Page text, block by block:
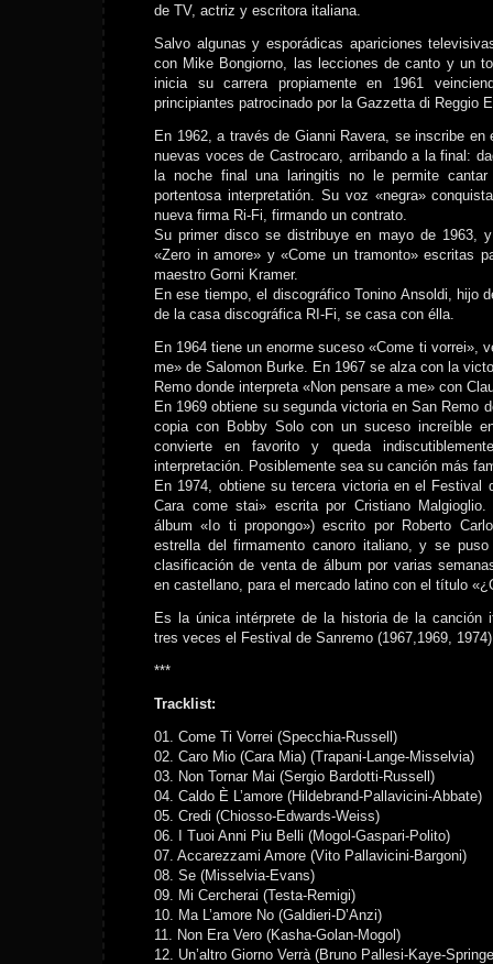
de TV, actriz y escritora italiana.
Salvo algunas y esporádicas apariciones
con Mike Bongiorno, las lecciones de canto y un
inicia su carrera propiamente en 1961
principiantes patrocinado por la Gazzetta di Reggio
En 1962, a través de Gianni Ravera, se inscribe en
nuevas voces de Castrocaro, arribando a la final:
la noche final una laringitis no le permite
portentosa interpretatión. Su voz «negra»
nueva firma Ri-Fi, firmando un contrato.
Su primer disco se distribuye en mayo de 1963,
«Zero in amore» y «Come un tramonto» escritas
maestro Gorni Kramer.
En ese tiempo, el discográfico Tonino Ansoldi, hijo
de la casa discográfica RI-Fi, se casa con élla.
En 1964 tiene un enorme suceso «Come ti vorrei»,
me» de Salomon Burke. En 1967 se alza con la
Remo donde interpreta «Non pensare a me» con
En 1969 obtiene su segunda victoria en San Remo
copia con Bobby Solo con un suceso increíble
convierte en favorito y queda
interpretación. Posiblemente sea su canción más
En 1974, obtiene su tercera victoria en el Festival
Cara come stai» escrita por Cristiano
álbum «Io ti propongo») escrito por Roberto
estrella del firmamento canoro italiano, y se
clasificación de venta de álbum por varias
en castellano, para el mercado latino con el título
Es la única intérprete de la historia de la canción
tres veces el Festival de Sanremo (1967,1969,
***
Tracklist:
01. Come Ti Vorrei (Specchia-Russell)
02. Caro Mio (Cara Mia) (Trapani-Lange-Misselvia)
03. Non Tornar Mai (Sergio Bardotti-Russell)
04. Caldo È L’amore (Hildebrand-Pallavicini-Abbate)
05. Credi (Chiosso-Edwards-Weiss)
06. I Tuoi Anni Piu Belli (Mogol-Gaspari-Polito)
07. Accarezzami Amore (Vito Pallavicini-Bargoni)
08. Se (Misselvia-Evans)
09. Mi Cercherai (Testa-Remigi)
10. Ma L’amore No (Galdieri-D’Anzi)
11. Non Era Vero (Kasha-Golan-Mogol)
12. Un’altro Giorno Verrà (Bruno Pallesi-Kaye-